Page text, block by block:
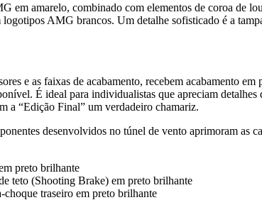
em amarelo, combinado com elementos de coroa de
AMG brancos. Um detalhe sofisticado é a
e as faixas de acabamento, recebem acabamento
É ideal para individualistas que apreciam
a “Edição Final” um verdadeiro chamariz.
desenvolvidos no túnel de vento aprimoram as
preto brilhante
teto (Shooting Brake) em preto brilhante
choque traseiro em preto brilhante